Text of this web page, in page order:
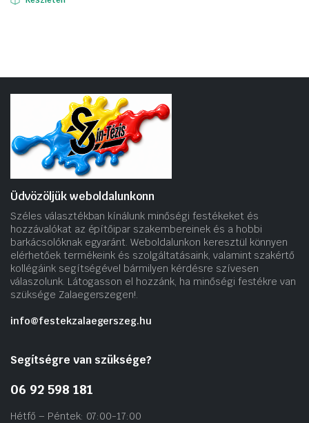
Üdvözöljük weboldalunkonn
Széles választékban kínálunk minőségi festékeket és
hozzávalókat az építőipar szakembereinek és a hobbi
barkácsolóknak egyaránt. Weboldalunkon keresztül könnyen
elérhetőek termékeink és szolgáltatásaink, valamint szakértő
kollégáink segítségével bármilyen kérdésre szívesen
válaszolunk. Látogasson el hozzánk, ha minőségi festékre van
szüksége Zalaegerszegen!.
info@festekzalaegerszeg.hu
Segítségre van szüksége?
06 92 598 181
Hétfő – Péntek: 07:00-17:00